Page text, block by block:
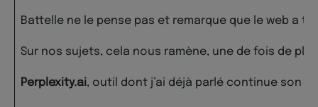
Battelle ne le pense pas et remarque que le web a
Sur nos sujets, cela nous ramène, une de fois de
Perplexity.ai, outil dont j’ai déjà parlé continue son